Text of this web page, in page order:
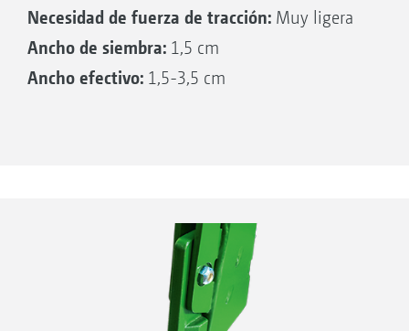
Necesidad de fuerza de tracción: Muy ligera
Ancho de siembra: 1,5 cm
Ancho efectivo: 1,5-3,5 cm